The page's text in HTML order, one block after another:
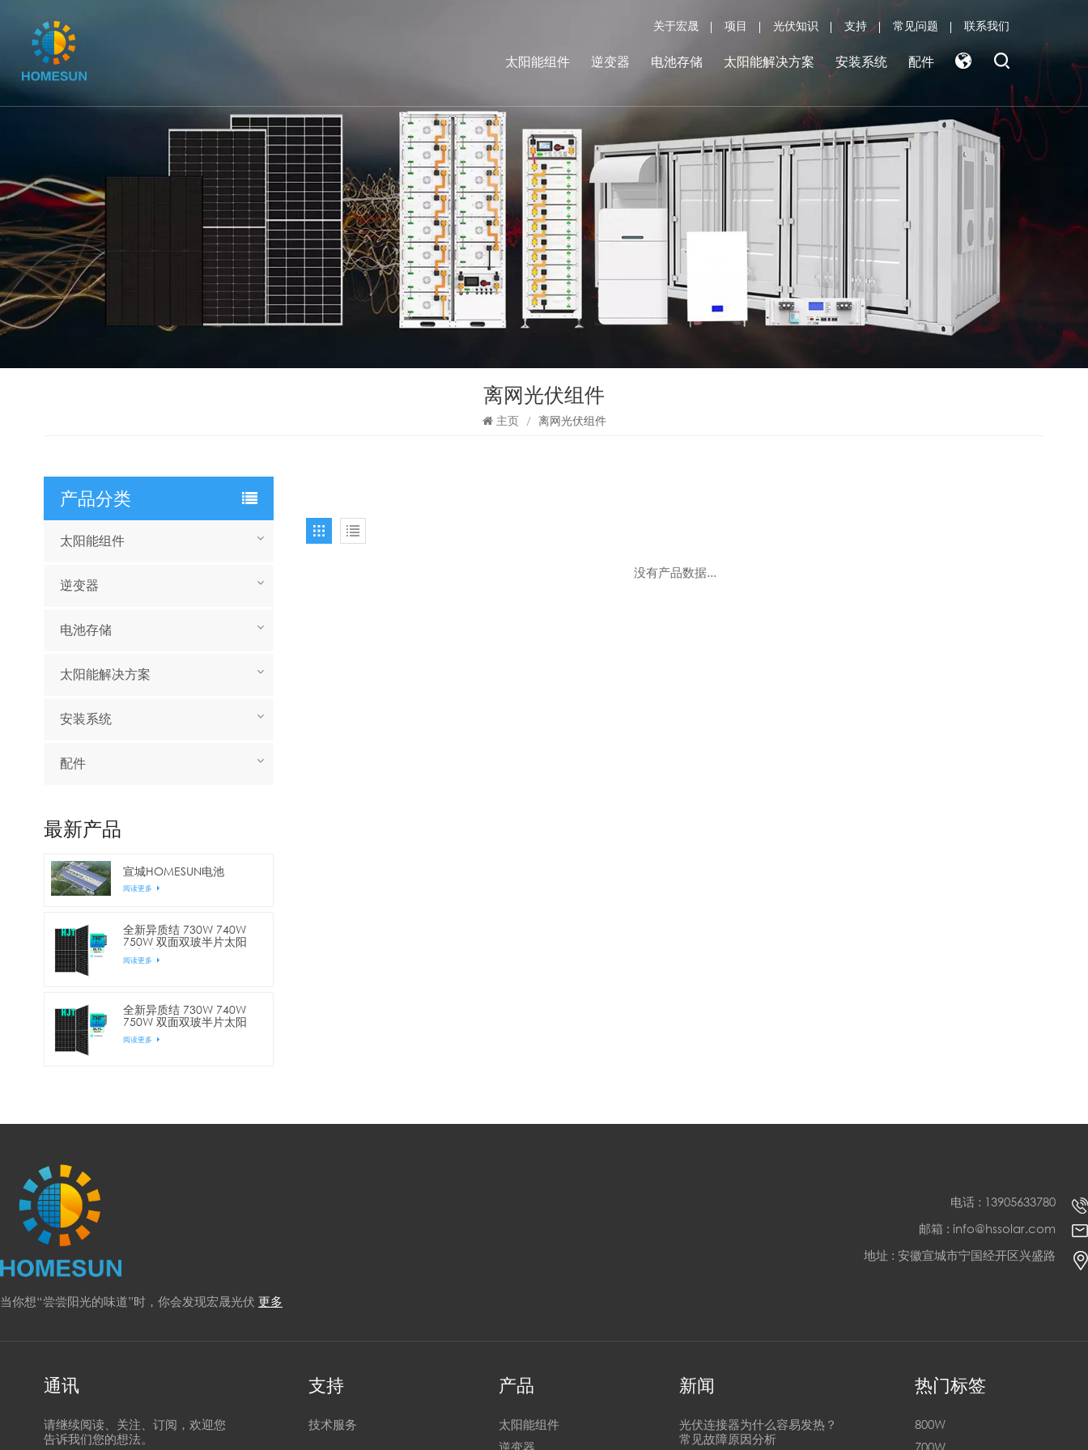
关于宏晟 项目 光伏知识 支持 常见问题 联系我们
太阳能组件 逆变器 电池存储 太阳能解决方案 安装系统 配件
离网光伏组件
主页 / 离网光伏组件
没有产品数据...
产品分类
太阳能组件
逆变器
电池存储
太阳能解决方案
安装系统
配件
最新产品
宣城HOMESUN电池
阅读更多
全新异质结 730W 740W
750W 双面双玻半片太阳
能电池板
阅读更多
全新异质结 730W 740W
750W 双面双玻半片太阳
能电池板
阅读更多
当你想“尝尝阳光的味道”时，你会发现宏晟光伏 更多
电话 : 13905633780
邮箱 : info@hssolar.com
地址 : 安徽宣城市宁国经开区兴盛路
通讯
请继续阅读、关注、订阅，欢迎您
告诉我们您的想法。
支持
技术服务
产品
太阳能组件
新闻
光伏连接器为什么容易发热？
常见故障原因分析
热门标签
800W